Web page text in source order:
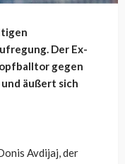
Der Ex-
gegen
äußert sich
Avdijaj, der